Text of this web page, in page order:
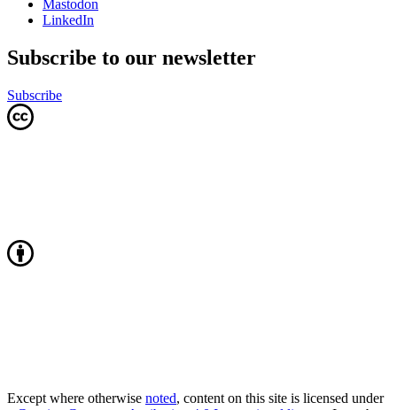
Mastodon
LinkedIn
Subscribe to our newsletter
Subscribe
Except where otherwise noted, content on this site is licensed under